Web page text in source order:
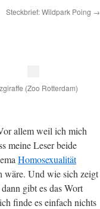
Steckbrief: Wildpark Poing →
(Zoo Rotterdam)
allem weil ich mich
meine Leser beide
Homosexualität
wäre. Und wie sich zeigt
gibt es das Wort
finde es einfach nichts